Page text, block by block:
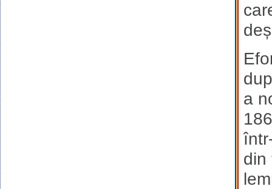
a
din